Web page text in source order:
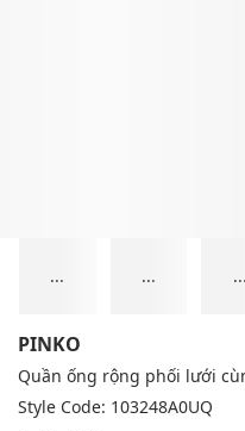
... ... ...
PINKO
Quần ống rộng phối lưới
Style Code: 103248A0UQ